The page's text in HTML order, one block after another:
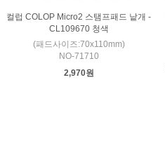
컬럽 COLOP Micro2 스탬프패드 낱개 -
CL109670 청색
(패드사이즈:70x110mm)
NO-71710
2,970원